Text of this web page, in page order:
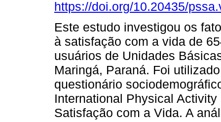
https://doi.org/10.20435/
Este estudo investigou os
à satisfação com a vida de
usuários de Unidades
Maringá, Paraná. Foi
questionário
International Physical
Satisfação com a Vida. A